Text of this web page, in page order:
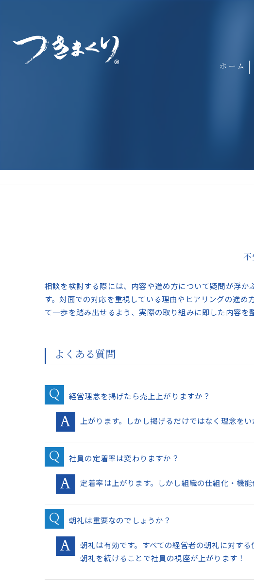
ホーム
相談を検討する際には、内容や進め方について疑問が浮
す。対面での対応を重視している理由やヒアリングの進
て一歩を踏み出せるよう、実際の取り組みに即した内容を
よくある質問
経営理念を掲げたら売上上がりますか？
上がります。しかし掲げるだけではなく理念を
社員の定着率は変わりますか？
定着率は上がります。しかし組織の仕組化・機
朝礼は重要なのでしょうか？
朝礼は有効です。すべての経営者の朝礼に対する
朝礼を続けることで社員の視座が上がります！